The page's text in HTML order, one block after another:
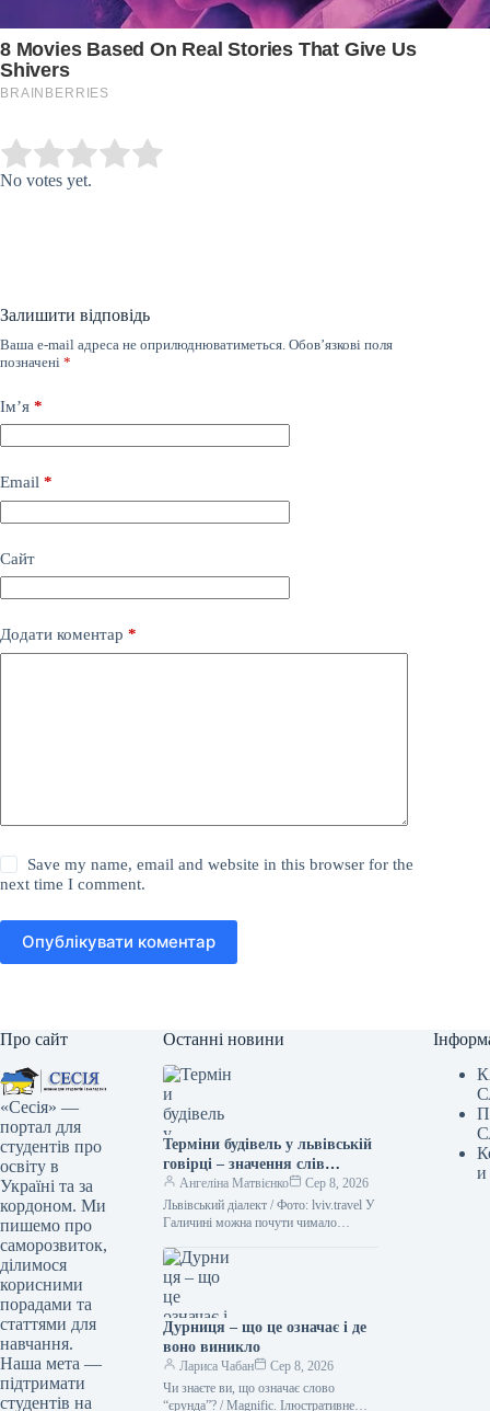
Rate this item:
No votes yet.
Залишити відповідь
Ваша e-mail адреса не оприлюднюватиметься. Обов’язкові поля
позначені *
Ім’я *
Email *
Сайт
Додати коментар *
Save my name, email and website in this browser for the
next time I comment.
Опублікувати коментар
Про сайт
«Сесія» —
портал для
студентів про
освіту в
Україні та за
кордоном. Ми
пишемо про
саморозвиток,
ділимося
корисними
порадами та
статтями для
навчання.
Наша мета —
підтримати
студентів на
Останні новини
Терміни будівель у львівській
говірці – значення слів
“двірець”, “креденс”,
“кнайпа”
Ангеліна Матвієнко
Сер 8, 2026
Львівський діалект / Фото: lviv.travel У
Галичині можна почути чимало
спантеличити навіть досвідченого
мандрівника.…
Дурниця – що це означає і де
воно виникло
Лариса Чабан
Сер 8, 2026
Чи знаєте ви, що означає слово
“єрунда”? / Magnific. Ілюстративне
и